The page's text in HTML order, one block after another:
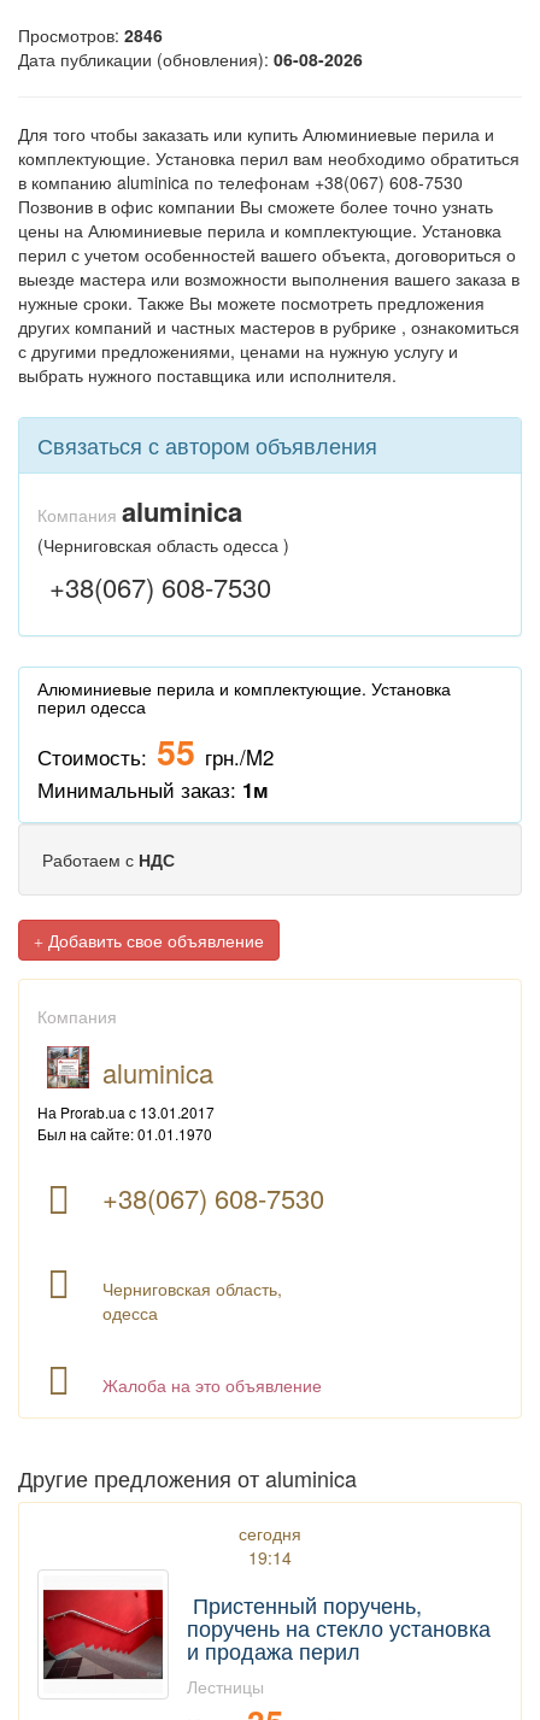
Просмотров: 2846
Дата публикации (обновления): 06-08-2026
Для того чтобы заказать или купить Алюминиевые перила и
комплектующие. Установка перил вам необходимо обратиться
в компанию aluminica по телефонам +38(067) 608-7530
Позвонив в офис компании Вы сможете более точно узнать
цены на Алюминиевые перила и комплектующие. Установка
перил с учетом особенностей вашего объекта, договориться о
выезде мастера или возможности выполнения вашего заказа в
нужные сроки. Также Вы можете посмотреть предложения
других компаний и частных мастеров в рубрике , ознакомиться
с другими предложениями, ценами на нужную услугу и
выбрать нужного поставщика или исполнителя.
Связаться с автором объявления
Компания aluminica
(Черниговская область одесса )
+38(067) 608-7530
Алюминиевые перила и комплектующие. Установка
перил одесса
Стоимость: 55 грн./M2
Минимальный заказ: 1м
Работаем с НДС
Добавить свое объявление
Компания
aluminica
На Prorab.ua c 13.01.2017
Был на сайте: 01.01.1970
+38(067) 608-7530
Черниговская область,
одесса
Жалоба на это объявление
Другие предложения от aluminica
сегодня
19:14
Пристенный поручень,
поручень на стекло установка
и продажа перил
Лестницы